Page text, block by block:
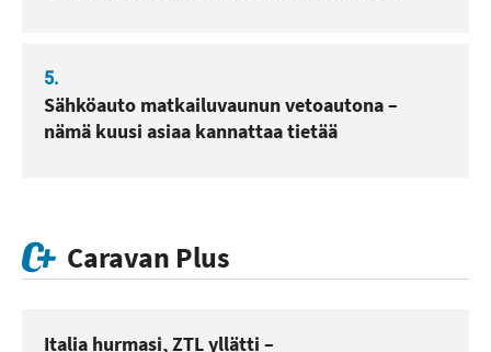
5.
Sähköauto matkailuvaunun vetoautona –
nämä kuusi asiaa kannattaa tietää
Caravan Plus
Italia hurmasi, ZTL yllätti –